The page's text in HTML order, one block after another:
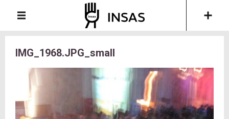
IMG_1968.JPG_small